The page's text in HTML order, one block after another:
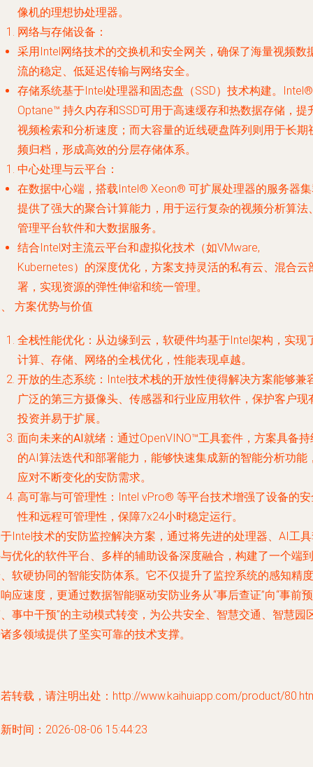
像机的理想协处理器。
网络与存储设备 ：
采用Intel网络技术的交换机和安全网关，确保了海量视频数
流的稳定、低延迟传输与网络安全。
存储系统基于Intel处理器和固态盘（SSD）技术构建。Intel®
Optane™ 持久内存和SSD可用于高速缓存和热数据存储，提
视频检索和分析速度；而大容量的近线硬盘阵列则用于长期
频归档，形成高效的分层存储体系。
中心处理与云平台 ：
在数据中心端，搭载Intel® Xeon® 可扩展处理器的服务器
提供了强大的聚合计算能力，用于运行复杂的视频分析算法
管理平台软件和大数据服务。
结合Intel对主流云平台和虚拟化技术（如VMware,
Kubernetes）的深度优化，方案支持灵活的私有云、混合云
署，实现资源的弹性伸缩和统一管理。
方案优势与价值
全栈性能优化 ：从边缘到云，软硬件均基于Intel架构，实现
计算、存储、网络的全栈优化，性能表现卓越。
开放的生态系统 ：Intel技术栈的开放性使得解决方案能够兼
广泛的第三方摄像头、传感器和行业应用软件，保护客户现
投资并易于扩展。
面向未来的AI就绪 ：通过OpenVINO™工具套件，方案具备持
的AI算法迭代和部署能力，能够快速集成新的智能分析功能
应对不断变化的安防需求。
高可靠与可管理性 ：Intel vPro® 等平台技术增强了设备的
性和远程可管理性，保障7x24小时稳定运行。
Intel技术的安防监控解决方案，通过将先进的处理器、AI工
优化的软件平台、多样的辅助设备深度融合，构建了一个端到
软硬协同的智能安防体系。它不仅提升了监控系统的感知精度
应速度，更通过数据智能驱动安防业务从“事后查证”向“事前预
事中干预”的主动模式转变，为公共安全、智慧交通、智慧园
多领域提供了坚实可靠的技术支撑。
转载，请注明出处：http://www.kaihuiapp.com/product/
时间：2026-08-06 15:44:23